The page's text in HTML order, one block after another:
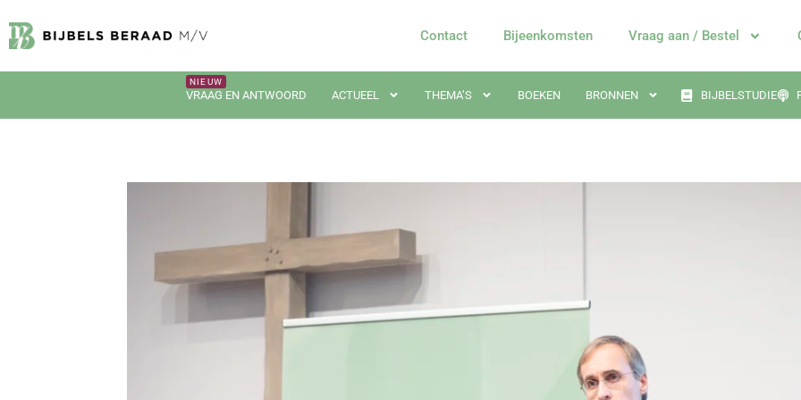
Contact Bijeenkomsten Vraag aan / Bestel
VRAAG EN ANTWOORD ACTUEEL THEMA’S BOEKEN BRONNEN BIJBELSTUDIE